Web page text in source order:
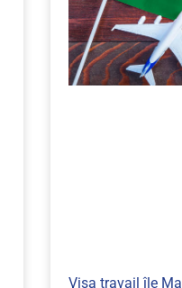
Visa travail île